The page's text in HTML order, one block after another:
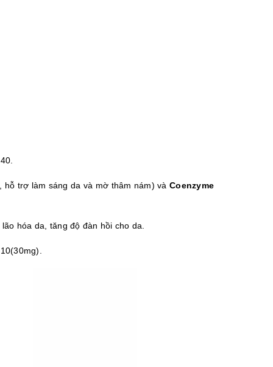
hỗ trợ làm sáng da và mờ thâm nám) và Coenzyme
hóa da, tăng độ đàn hồi cho da.